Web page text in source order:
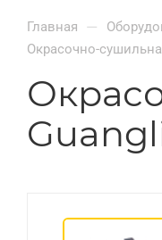
Главная —
Окрасочно-